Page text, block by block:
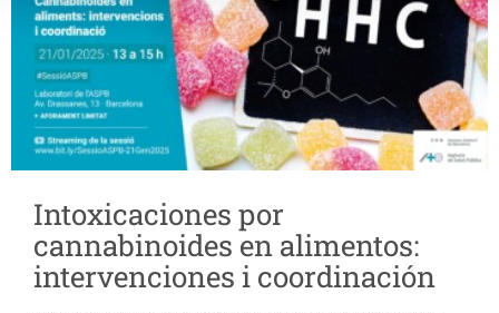
Intoxicaciones por
cannabinoides en alimentos:
intervenciones i coordinación